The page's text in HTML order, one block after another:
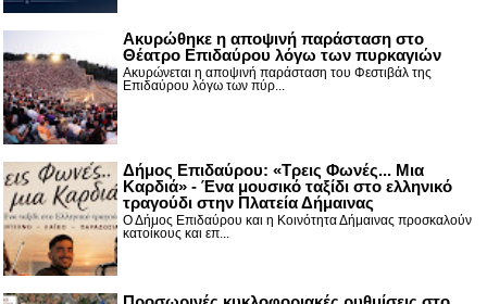
Ακυρώθηκε η αποψινή παράσταση στο
Θέατρο Επιδαύρου λόγω των πυρκαγιών
Ακυρώνεται η αποψινή παράσταση του Φεστιβάλ της
Επιδαύρου λόγω των πύρ...
Δήμος Επιδαύρου: «Τρεις Φωνές... Μια
Καρδιά» - Ένα μουσικό ταξίδι στο ελληνικό
τραγούδι στην Πλατεία Δήμαινας
Ο Δήμος Επιδαύρου και η Κοινότητα Δήμαινας προσκαλούν
κατοίκους και επ...